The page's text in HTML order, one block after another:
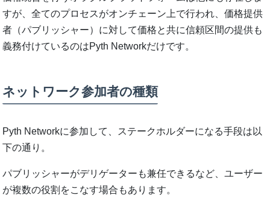
すが、全てのプロセスがオンチェーン上で行われ、価格提供
者（パブリッシャー）に対して価格と共に信頼区間の提供も
義務付けているのはPyth Networkだけです。
ネットワーク参加者の種類
Pyth Networkに参加して、ステークホルダーになる手段は以
下の通り。
パブリッシャーがデリゲーターも兼任できるなど、ユーザー
が複数の役割をこなす場合もあります。